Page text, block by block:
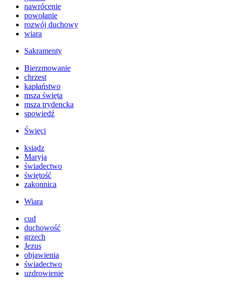
nawrócenie
powołanie
rozwój duchowy
wiara
Sakramenty
Bierzmowanie
chrzest
kapłaństwo
msza święta
msza trydencka
spowiedź
Święci
ksiądz
Maryja
świadectwo
świętość
zakonnica
Wiara
cud
duchowość
grzech
Jezus
objawienia
świadectwo
uzdrowienie